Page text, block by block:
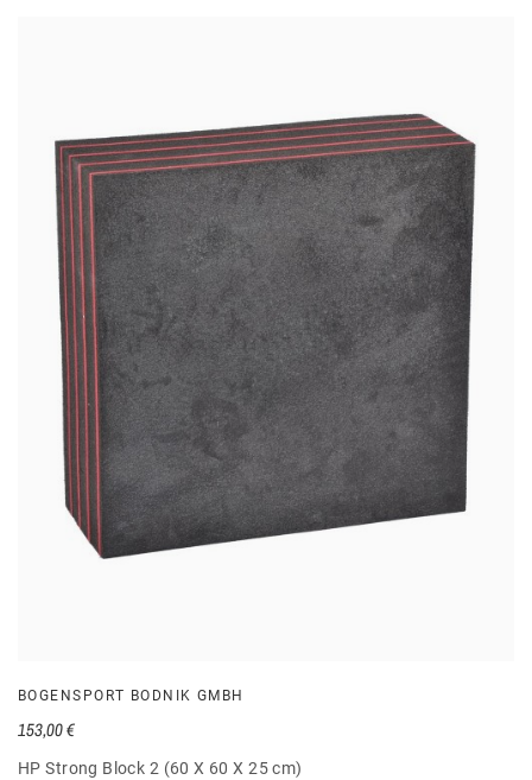
BOGENSPORT BODNIK GMBH
HP Strong Block 2 (60 X 60 X 25 cm)
153,00 €